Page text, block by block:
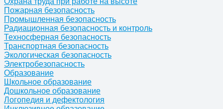
Пожарная безопасность
Промышленная безопасность
Радиационная безопасность и контроль
Техносферная безопасность
Транспортная безопасность
Экологическая безопасность
Электробезопасность
Образование
Школьное образование
Дошкольное образование
Логопедия и дефектология